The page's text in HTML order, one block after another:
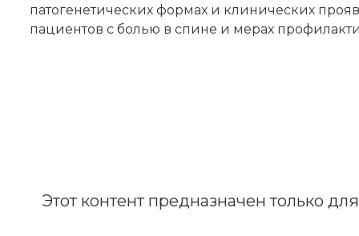
патогенетических формах и клинических
пациентов с болью в спине и мерах
Этот контент предназначен только